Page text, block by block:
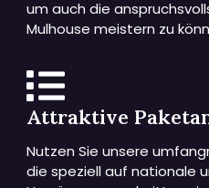
um auch die
Mulhouse meistern zu
Attraktive
Nutzen Sie unsere
die speziell auf nationale